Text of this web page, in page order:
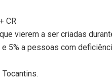
CR
vierem a ser criadas
5% a pessoas com